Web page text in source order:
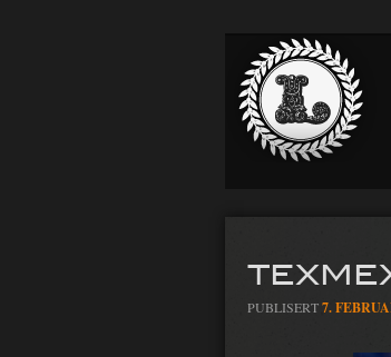
PUBLISERT7.